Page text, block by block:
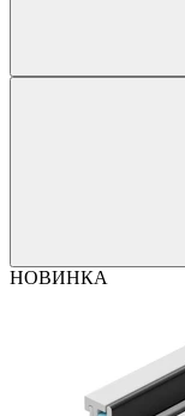
НОВИНКА